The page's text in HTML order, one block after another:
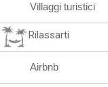
Villaggi turistici
Rilassarti
Airbnb